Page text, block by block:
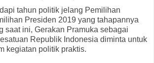
tahun politik jelang Pemilihan
Presiden 2019 yang tahapannya
saat ini, Gerakan Pramuka sebagai
Republik Indonesia diminta untuk
kegiatan politik praktis.